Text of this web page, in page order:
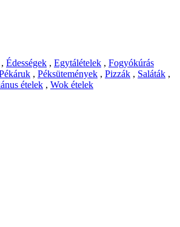
, Édességek , Egytálételek , Fogyókúrás
, Péksütemények , Pizzák , Saláták ,
ételek , Wok ételek